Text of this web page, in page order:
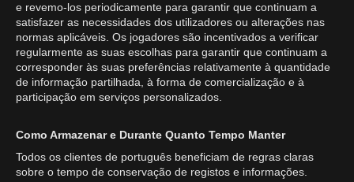
e revemo-los periodicamente para garantir que continuam a
satisfazer as necessidades dos utilizadores ou alterações nas
normas aplicáveis. Os jogadores são incentivados a verificar
regularmente as suas escolhas para garantir que continuam a
corresponder às suas preferências relativamente à quantidade
de informação partilhada, à forma de comercialização e à
participação em serviços personalizados.
Como Armazenar e Durante Quanto Tempo Manter
Todos os clientes de português beneficiam de regras claras
sobre o tempo de conservação de registos e informações.